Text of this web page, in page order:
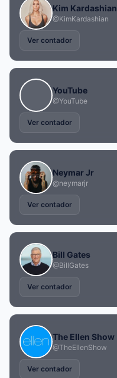
Kim Kardashian
@KimKardashian
Ver contador
YouTube
@YouTube
Ver contador
Neymar Jr
@neymarjr
Ver contador
Bill Gates
@BillGates
Ver contador
The Ellen Show
@TheEllenShow
Ver contador